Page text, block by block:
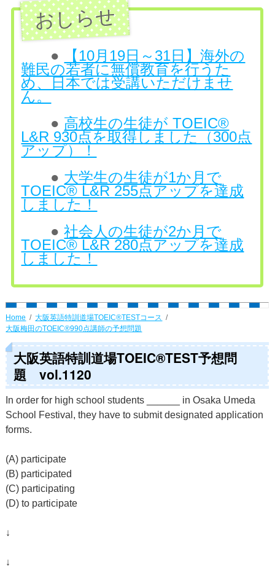
●
【10月19日～31日】海外の
難民の若者に無償教育を行うた
め、日本では受講いただけませ
ん。
● 高校生の生徒が TOEIC®
L&R 930点を取得しました（300点
アップ）！
● 大学生の生徒が1か月で
TOEIC® L&R 255点アップを達成
しました！
●社会人の生徒が2か月で
TOEIC® L&R 280点アップを達成
しました！
Home
大阪英語特訓道場TOEIC®TESTコース
大阪梅田のTOEIC®990点講師の予想問題
大阪英語特訓道場TOEIC®TEST予想問
題 vol.1120
In order for high school students ______ in Osaka Umeda
School Festival, they have to submit designated application
forms.
(A) participate
(B) participated
(C) participating
(D) to participate
↓
↓